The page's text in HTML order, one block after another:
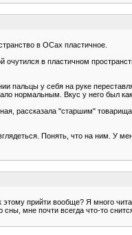
в ОСах пластичное.
в пластичном
пальцы у себя на руке
нормальным. Вкус у него был
рассказала "старшим"
Понять, что на ним. У
прийти вообще? Я много
сны, мне почти всегда что-то